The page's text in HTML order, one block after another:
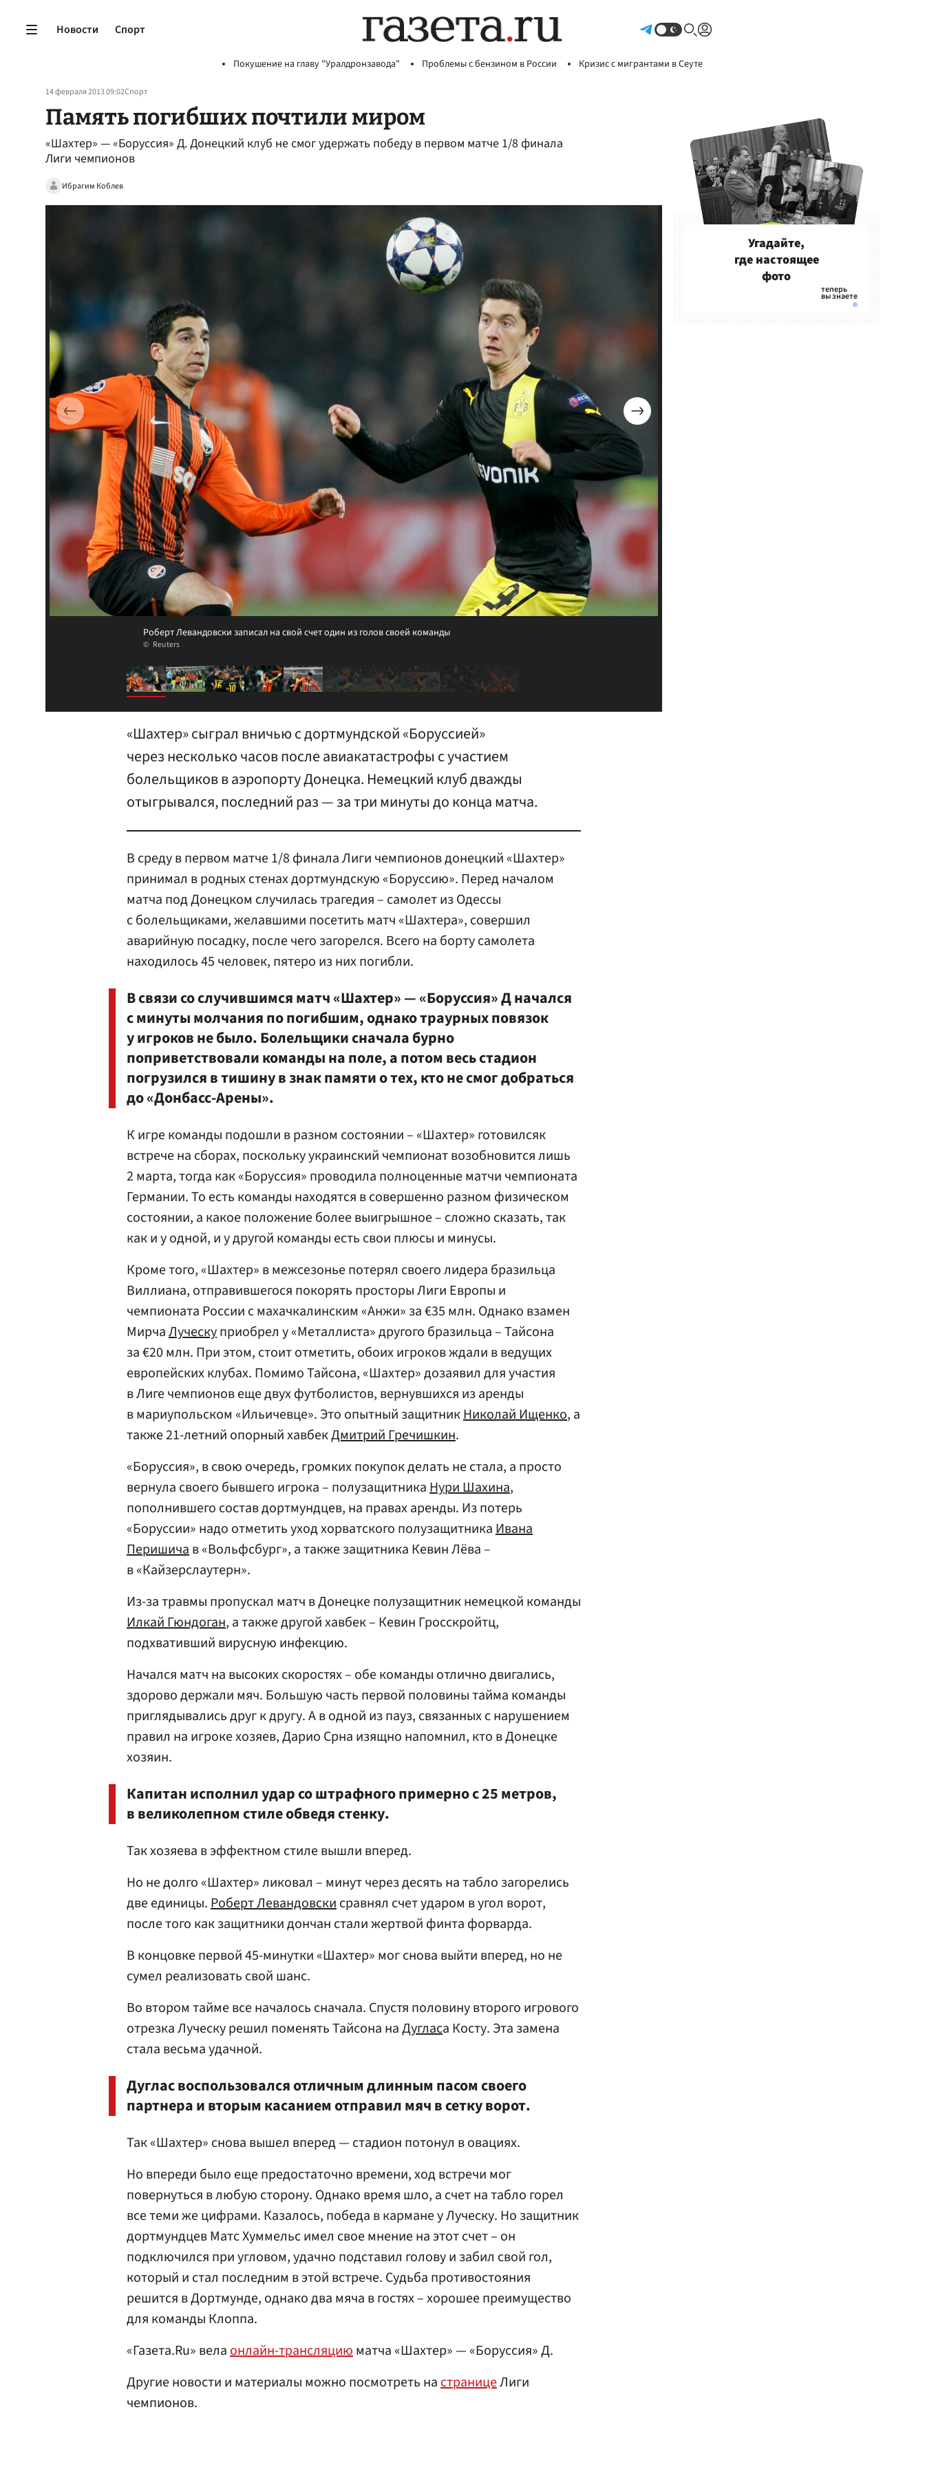
Новости Спорт
Покушение на главу "Уралдронзавода" Проблемы с бензином в России Кризис с мигрантами в Сеуте
14 февраля 2013 09:02Спорт
Память погибших почтили миром
«Шахтер» — «Боруссия» Д. Донецкий клуб не смог удержать победу в первом матче 1/8 финала
Лиги чемпионов
Ибрагим Коблев
Роберт Левандовски записал на свой счет один из голов своей команды
Reuters
«Шахтер» сыграл вничью с дортмундской «Боруссией»
через несколько часов после авиакатастрофы с участием
болельщиков в аэропорту Донецка. Немецкий клуб дважды
отыгрывался, последний раз — за три минуты до конца матча.
В среду в первом матче 1/8 финала Лиги чемпионов донецкий «Шахтер»
принимал в родных стенах дортмундскую «Боруссию». Перед началом
матча под Донецком случилась трагедия – самолет из Одессы
с болельщиками, желавшими посетить матч «Шахтера», совершил
аварийную посадку, после чего загорелся. Всего на борту самолета
находилось 45 человек, пятеро из них погибли.
В связи со случившимся матч «Шахтер» — «Боруссия» Д начался
с минуты молчания по погибшим, однако траурных повязок
у игроков не было. Болельщики сначала бурно
поприветствовали команды на поле, а потом весь стадион
погрузился в тишину в знак памяти о тех, кто не смог добраться
до «Донбасс-Арены».
К игре команды подошли в разном состоянии – «Шахтер» готовилсяк
встрече на сборах, поскольку украинский чемпионат возобновится лишь
2 марта, тогда как «Боруссия» проводила полноценные матчи чемпионата
Германии. То есть команды находятся в совершенно разном физическом
состоянии, а какое положение более выигрышное – сложно сказать, так
как и у одной, и у другой команды есть свои плюсы и минусы.
Кроме того, «Шахтер» в межсезонье потерял своего лидера бразильца
Виллиана, отправившегося покорять просторы Лиги Европы и
чемпионата России с махачкалинским «Анжи» за €35 млн. Однако взамен
МирчаЛуческуприобрел у «Металлиста» другого бразильца – Тайсона
за €20 млн. При этом, стоит отметить, обоих игроков ждали в ведущих
европейских клубах. Помимо Тайсона, «Шахтер» дозаявил для участия
в Лиге чемпионов еще двух футболистов, вернувшихся из аренды
в мариупольском «Ильичевце». Это опытный защитникНиколай Ищенко, а
также 21-летний опорный хавбекДмитрий Гречишкин.
«Боруссия», в свою очередь, громких покупок делать не стала, а просто
вернула своего бывшего игрока – полузащитникаНури Шахина,
пополнившего состав дортмундцев, на правах аренды. Из потерь
«Боруссии» надо отметить уход хорватского полузащитникаИвана
Перишичав «Вольфсбург», а также защитника Кевин Лёва –
в «Кайзерслаутерн».
Из-за травмы пропускал матч в Донецке полузащитник немецкой команды
Илкай Гюндоган, а также другой хавбек – Кевин Гросскройтц,
подхвативший вирусную инфекцию.
Начался матч на высоких скоростях – обе команды отлично двигались,
здорово держали мяч. Большую часть первой половины тайма команды
приглядывались друг к другу. А в одной из пауз, связанных с нарушением
правил на игроке хозяев, Дарио Срна изящно напомнил, кто в Донецке
хозяин.
Капитан исполнил удар со штрафного примерно с 25 метров,
в великолепном стиле обведя стенку.
Так хозяева в эффектном стиле вышли вперед.
Но не долго «Шахтер» ликовал – минут через десять на табло загорелись
две единицы.Роберт Левандовскисравнял счет ударом в угол ворот,
после того как защитники дончан стали жертвой финта форварда.
В концовке первой 45-минутки «Шахтер» мог снова выйти вперед, но не
сумел реализовать свой шанс.
Во втором тайме все началось сначала. Спустя половину второго игрового
отрезка Луческу решил поменять Тайсона наДугласа Косту. Эта замена
стала весьма удачной.
Дуглас воспользовался отличным длинным пасом своего
партнера и вторым касанием отправил мяч в сетку ворот.
Так «Шахтер» снова вышел вперед — стадион потонул в овациях.
Но впереди было еще предостаточно времени, ход встречи мог
повернуться в любую сторону. Однако время шло, а счет на табло горел
все теми же цифрами. Казалось, победа в кармане у Луческу. Но защитник
дортмундцев Матс Хуммельс имел свое мнение на этот счет – он
подключился при угловом, удачно подставил голову и забил свой гол,
который и стал последним в этой встрече. Судьба противостояния
решится в Дортмунде, однако два мяча в гостях – хорошее преимущество
для команды Клоппа.
«Газета.Ru» велаонлайн-трансляциюматча «Шахтер» — «Боруссия» Д.
Другие новости и материалы можно посмотреть настраницеЛиги
чемпионов.
Угадайте,
где настоящее
фото